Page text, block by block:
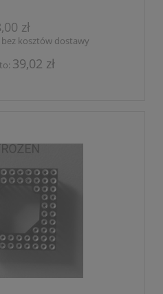
zł
bez kosztów dostawy
39,02 zł